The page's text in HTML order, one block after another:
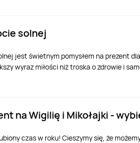
solnej
jest świetnym pomysłem na prezent
wyraz miłości niż troska o zdrowie i
na Wigilię i Mikołajki -
czas w roku! Cieszymy się, że